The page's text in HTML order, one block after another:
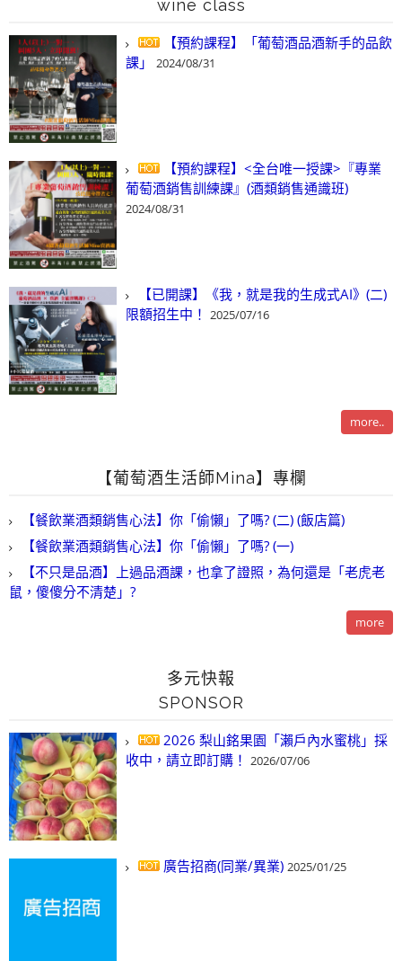
wine class
【預約課程】「葡萄酒品酒新手的品飲
課」
2024/08/31
【預約課程】<全台唯一授課>『專業
葡萄酒銷售訓練課』(酒類銷售通識班)
2024/08/31
【已開課】《我，就是我的生成式AI》(二)
限額招生中！ 2025/07/16
more..
【葡萄酒生活師Mina】專欄
【餐飲業酒類銷售心法】你「偷懶」了嗎? (二) (飯店篇)
【餐飲業酒類銷售心法】你「偷懶」了嗎? (一)
【不只是品酒】上過品酒課，也拿了證照，為何還是「老虎老
鼠，傻傻分不清楚」?
more
多元快報
SPONSOR
2026 梨山銘果園「瀨戶內水蜜桃」採
收中，請立即訂購！ 2026/07/06
廣告招商(同業/異業) 2025/01/25